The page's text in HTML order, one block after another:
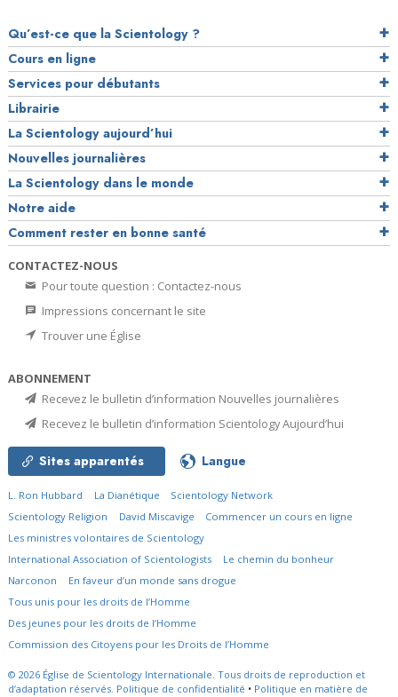
Qu’est-ce que la Scientology ?
Cours en ligne
Services pour débutants
Librairie
La Scientology aujourd’hui
Nouvelles journalières
La Scientology dans le monde
Notre aide
Comment rester en bonne santé
CONTACTEZ-NOUS
Pour toute question : Contactez-nous
Impressions concernant le site
Trouver une Église
ABONNEMENT
Recevez le bulletin d’information Nouvelles journalières
Recevez le bulletin d’information Scientology Aujourd’hui
Sites apparentés Langue
L. Ron Hubbard La Dianétique
Scientology Network
Scientology Religion
David Miscavige
Commencer un cours en ligne
Les ministres volontaires de Scientology
International Association of Scientologists
Le chemin du bonheur
Narconon
En faveur d’un monde sans drogue
Tous unis pour les droits de l’Homme
Des jeunes pour les droits de l’Homme
Commission des Citoyens pour les Droits de l’Homme
© 2026 Église de Scientology Internationale. Tous droits de reproduction et
d’adaptation réservés. Politique de confidentialité • Politique en matière de